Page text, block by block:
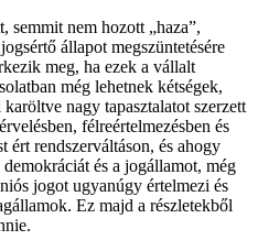
semmit nem hozott „haza”,
állapot megszüntetésére
meg, ha ezek a vállalt
még lehetnek kétségek,
nagy tapasztalatot szerzett
félreértelmezésben és
ért rendszerváltáson, és ahogy
és a jogállamot, még
jogot ugyanúgy értelmezi és
Ez majd a részletekből